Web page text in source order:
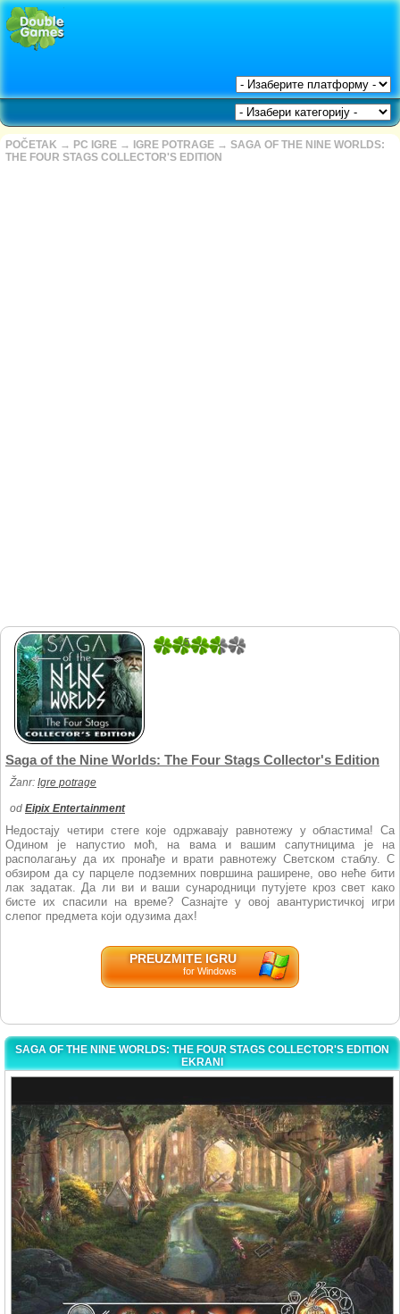
POČETAK → PC IGRE → IGRE POTRAGE → SAGA OF THE NINE WORLDS:
THE FOUR STAGS COLLECTOR'S EDITION
5
Saga of the Nine Worlds: The Four Stags Collector's Edition
Žanr: Igre potrage
od Eipix Entertainment
Недостају четири стеге које одржавају равнотежу у областима! Са
Одином је напустио моћ, на вама и вашим сапутницима је на
располагању да их пронађе и врати равнотежу Светском стаблу. С
обзиром да су парцеле подземних површина раширене, ово неће бити
лак задатак. Да ли ви и ваши сународници путујете кроз свет како
бисте их спасили на време? Сазнајте у овој авантуристичкој игри
слепог предмета који одузима дах!
PREUZMITE IGRU
for Windows
SAGA OF THE NINE WORLDS: THE FOUR STAGS COLLECTOR'S EDITION
EKRANI